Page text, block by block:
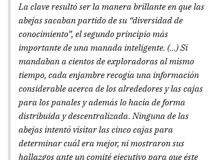
La clave resultó ser la manera brillante en que las
abejas sacaban partido de su “diversidad de
conocimiento”, el segundo principio más
importante de una manada inteligente. (…) Si
mandaban a cientos de exploradoras al mismo
tiempo, cada enjambre recogía una información
considerable acerca de los alrededores y las cajas
para los panales y además lo hacía de forma
distribuida y descentralizada. Ninguna de las
abejas intentó visitar las cinco cajas para
determinar cuál era mejor, ni mostraron sus
hallazgos ante un comité ejecutivo para que éste